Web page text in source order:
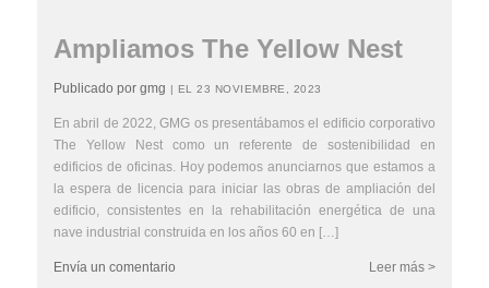
Ampliamos The Yellow Nest
Publicado por gmg | EL 23 NOVIEMBRE, 2023
En abril de 2022, GMG os presentábamos el edificio corporativo
The Yellow Nest como un referente de sostenibilidad en
edificios de oficinas. Hoy podemos anunciarnos que estamos a
la espera de licencia para iniciar las obras de ampliación del
edificio, consistentes en la rehabilitación energética de una
nave industrial construida en los años 60 en […]
Leer más >
Envía un comentario